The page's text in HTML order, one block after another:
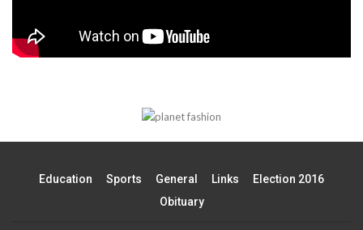
Education Sports General Links
Election 2016
Obituary